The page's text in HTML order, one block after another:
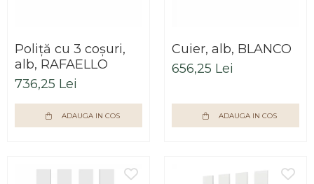
Poliţă cu 3 coşuri,
alb, RAFAELLO
736,25 Lei
ADAUGA IN COS
Cuier, alb, BLANCO
656,25 Lei
ADAUGA IN COS